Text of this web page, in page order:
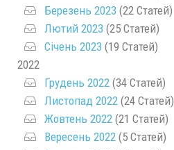
Березень 2023 (22 Статей)
Лютий 2023 (25 Статей)
Січень 2023 (19 Статей)
2022
Грудень 2022 (34 Статей)
Листопад 2022 (24 Статей)
Жовтень 2022 (21 Статей)
Вересень 2022 (5 Статей)